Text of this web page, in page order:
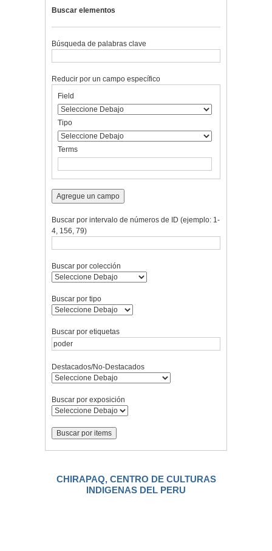
Buscar elementos
Búsqueda de palabras clave
rows
"Reducir
por
específico":
1
Reducir por un campo específico
de
búsqueda
de
búsqueda
de
búsqueda
de
Búsqueda
Field
Tipo
Terms
Agregue un campo
Buscar por intervalo de números de ID (ejemplo: 1-
4, 156, 79)
Buscar por colección
Buscar por tipo
Buscar por etiquetas
Destacados/No-Destacados
Buscar por exposición
CHIRAPAQ, CENTRO DE CULTURAS
INDIGENAS DEL PERU